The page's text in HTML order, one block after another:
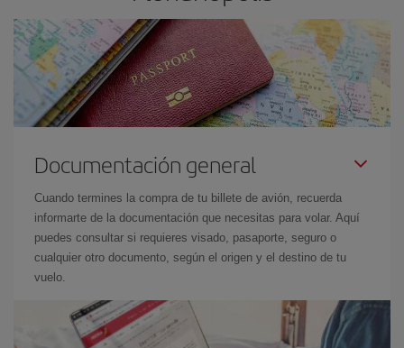
Documentación general
Cuando termines la compra de tu billete de avión, recuerda
informarte de la documentación que necesitas para volar. Aquí
puedes consultar si requieres visado, pasaporte, seguro o
cualquier otro documento, según el origen y el destino de tu
vuelo.